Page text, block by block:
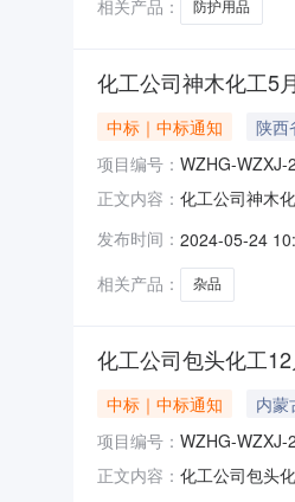
相关产品：
防护用品
化工公司神木化工5
中标｜中标通知 陕西
项目编号： WZHG-WZXJ-
正文内容： 化工公司神木
受理采购投诉
发布时间： 2024-05-24
相关产品：
杂品
化工公司包头化工
中标｜中标通知 内蒙
项目编号： WZHG-WZXJ-
正文内容： 化工公司包头